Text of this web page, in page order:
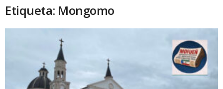
Etiqueta: Mongomo